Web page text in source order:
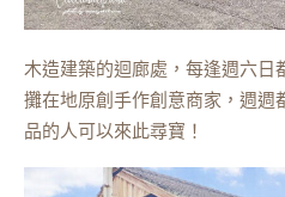
木造建築的迴廊處，每逢週六
攤在地原創手作創意商家，週週
品的人可以來此尋寶！